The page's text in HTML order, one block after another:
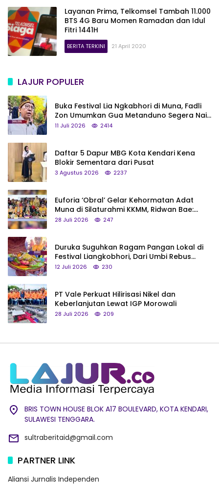
Layanan Prima, Telkomsel Tambah 11.000
BTS 4G Baru Momen Ramadan dan Idul
Fitri 1441H
BERITA TERKINI 21 April 2020
LAJUR POPULER
Buka Festival Lia Ngkabhori di Muna, Fadli
Zon Umumkan Gua Metanduno Segera Naik
Status Jadi Cagar Budaya Nasional
11 Juli 2026 2414
Daftar 5 Dapur MBG Kota Kendari Kena
Blokir Sementara dari Pusat
3 Agustus 2026 2237
Euforia ‘Obral’ Gelar Kehormatan Adat
Muna di Silaturahmi KKMM, Ridwan Bae:
Saya Bukan Tipe Begitu, Belum Pantas!
28 Juli 2026 247
Duruka Suguhkan Ragam Pangan Lokal di
Festival Liangkobhori, Dari Umbi Rebus
hingga Tumpeng Beras Muna
12 Juli 2026 230
PT Vale Perkuat Hilirisasi Nikel dan
Keberlanjutan Lewat IGP Morowali
28 Juli 2026 209
BRIS TOWN HOUSE BLOK A17 BOULEVARD, KOTA KENDARI,
SULAWESI TENGGARA.
sultraberitaid@gmail.com
PARTNER LINK
Aliansi Jurnalis Independen